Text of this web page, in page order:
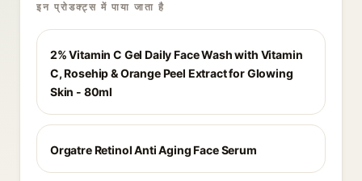
इन प्रोडक्ट्स में पाया जाता है
2% Vitamin C Gel Daily Face Wash with Vitamin
C, Rosehip & Orange Peel Extract for Glowing
Skin - 80ml
Orgatre Retinol Anti Aging Face Serum